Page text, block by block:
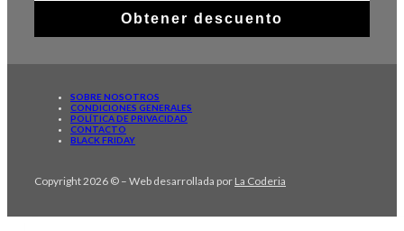
Obtener descuento
SOBRE NOSOTROS
CONDICIONES GENERALES
POLÍTICA DE PRIVACIDAD
CONTACTO
BLACK FRIDAY
Copyright 2026 © – Web desarrollada por La Coderia